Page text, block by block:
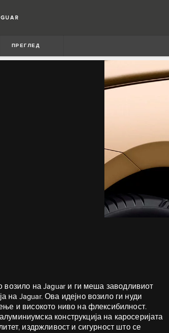
ПРЕГЛЕД
возило на Jaguar и ги меша заводливиот
на Jaguar. Ова идејно возило ги нуди
и високото ниво на флексибилност.
конструкција на каросеријата
издржливост и сигурност што се